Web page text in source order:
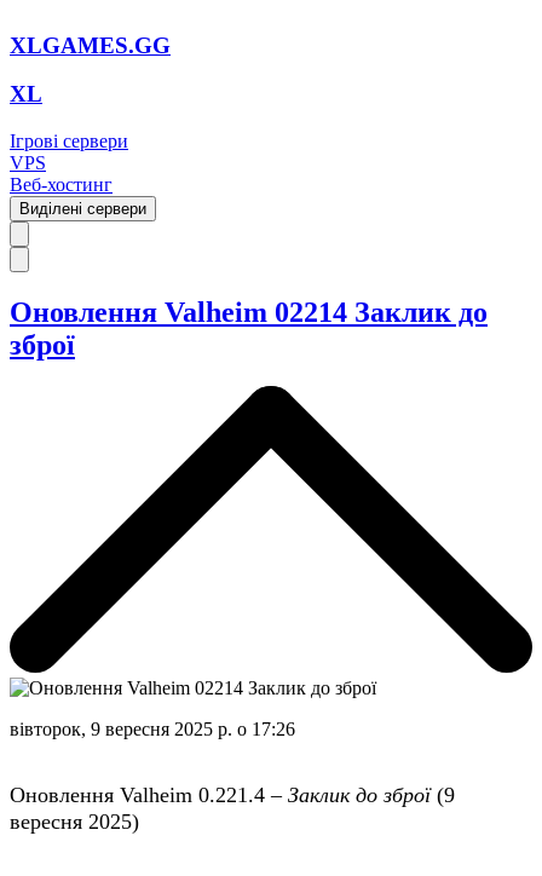
XLGAMES.GG
XL
Ігрові сервери
VPS
Веб-хостинг
Виділені сервери
Оновлення Valheim 02214 Заклик до
зброї
вівторок, 9 вересня 2025 р. о 17:26
Оновлення Valheim 0.221.4 – Заклик до зброї(9
вересня 2025)